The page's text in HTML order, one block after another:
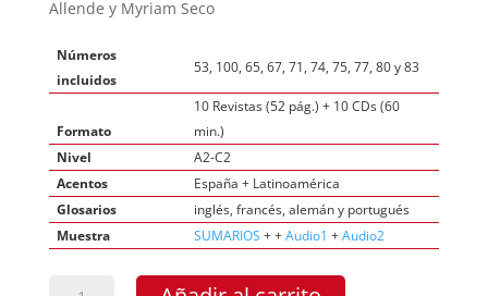
Allende y Myriam Seco
Números
incluidos
53, 100, 65, 67, 71, 74, 75, 77, 80 y 83
Formato
10 Revistas (52 pág.) + 10 CDs (60
min.)
Nivel
A2-C2
Acentos
España + Latinoamérica
Glosarios
inglés, francés, alemán y portugués
Muestra
SUMARIOS + +Audio1 +Audio2
Colección